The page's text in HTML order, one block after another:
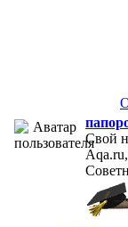
Свой
Aqa.ru,